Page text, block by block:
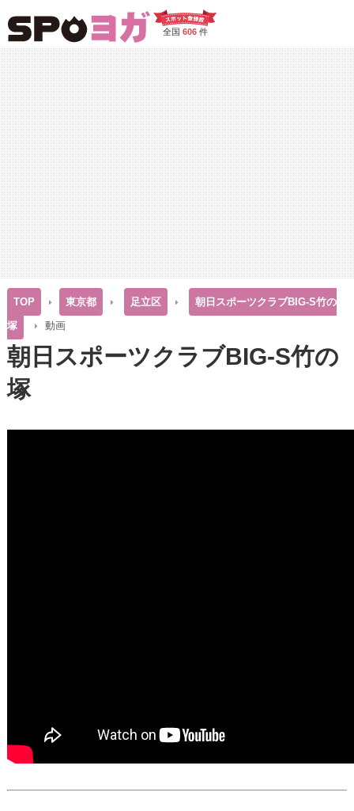
全国 606件
TOP 東京都 足立区
朝日スポーツクラブBIG-S竹の
塚
動画
朝日スポーツクラブBIG-S竹の
塚